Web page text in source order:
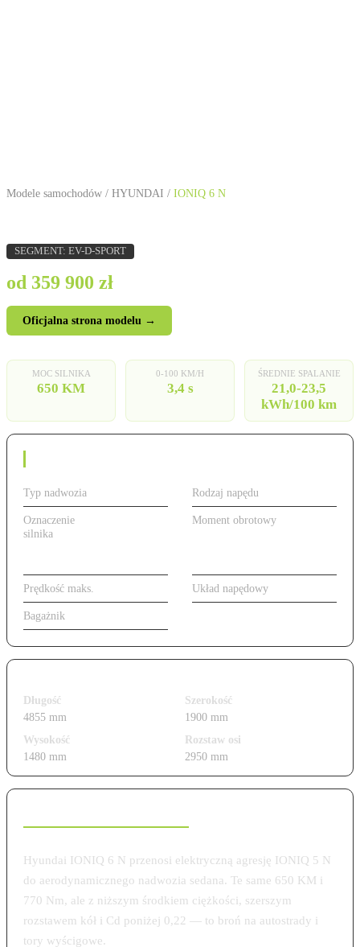
Modele samochodów / HYUNDAI / IONIQ 6 N
SEGMENT: EV-D-SPORT
od 359 900 zł
Oficjalna strona modelu →
MOC SILNIKA
650 KM
0-100 KM/H
3,4 s
ŚREDNIE SPALANIE
21,0-23,5
kWh/100 km
Typ nadwozia Rodzaj napędu
Oznaczenie
silnika
Moment obrotowy
Prędkość maks. Układ napędowy
Bagażnik
Długość
4855 mm
Szerokość
1900 mm
Wysokość
1480 mm
Rozstaw osi
2950 mm
Hyundai IONIQ 6 N przenosi elektryczną agresję IONIQ 5 N
do aerodynamicznego nadwozia sedana. Te same 650 KM i
770 Nm, ale z niższym środkiem ciężkości, szerszym
rozstawem kół i Cd poniżej 0,22 — to broń na autostrady i
tory wyścigowe.